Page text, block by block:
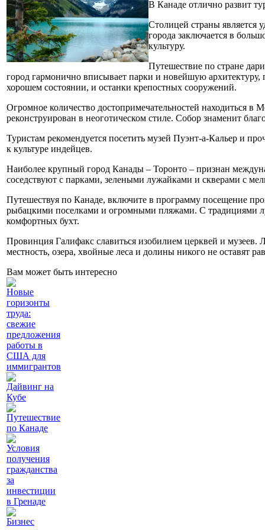
В Канаде отлично развит
Столицей страны является
города заключается в
культуру.
Путешествие по стране
город гармонично вписывает парки и новейшую
хорошем состоянии, и останки крепостных сооружений.
Огромное количество достопримечательностей находиться
реконструирован в неоготическом стиле. Собор знаменит
Туристам рекомендуется посетить музей Пуэнт-а-Кальер и
к культуре индейцев.
Наиболее крупный город Канады – Торонто – признан
соседствуют с парками, зелеными лужайками и скверами с
Путешествуя по Канаде, включите в программу посещение
рыбацкими поселками и огромными пляжами. С традициями
комфортных бухт.
Провинция Галифакс славиться изобилием церквей и музеев.
местность, озера, хвойные леса и долины никого не оставят
Вам может быть интересно
Новые
горизонты
труда:
свежие
предложения
работы в
США для
иммигрантов
Дайвинг на
Кубе
Путешествие
по Канаде
Условия
получения
гражданства
за
инвестиции
в Гренаде
Бизнес